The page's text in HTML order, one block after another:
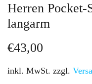
Herren Pocket-
langarm
€43,00
inkl. MwSt. zzgl.